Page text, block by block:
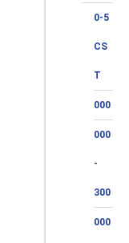
0-5
CS
T
000
000
-
300
000